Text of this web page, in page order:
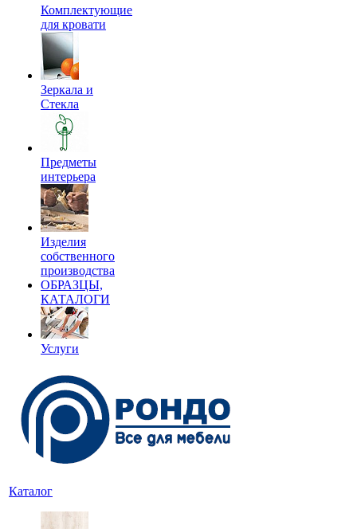
Комплектующие
для кровати
Зеркала и
Стекла
Предметы
интерьера
Изделия
собственного
производства
ОБРАЗЦЫ,
КАТАЛОГИ
Услуги
Каталог